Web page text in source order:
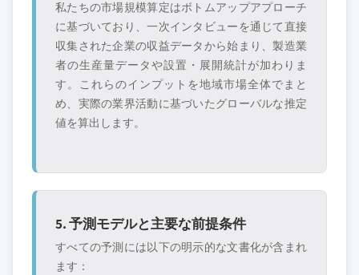
私たちの市場規模算定はボトムアップアプローチ
に基づいており、一次インタビューを通じて直接
収集された企業の収益データから始まり、製造業
者の生産量データや設置・展開統計が加わりま
す。これらのインプットを地域市場全体でまと
め、実際の業界活動に基づいたグローバルな推定
値を算出します。
5. 予測モデルと主要な前提条件
すべての予測には以下の明示的な文書化が含まれ
ます：